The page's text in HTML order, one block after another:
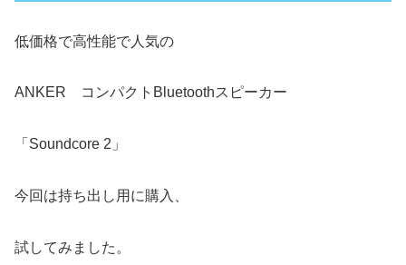
低価格で高性能で人気の
ANKER コンパクトBluetoothスピーカー
「Soundcore 2」
今回は持ち出し用に購入、
試してみました。